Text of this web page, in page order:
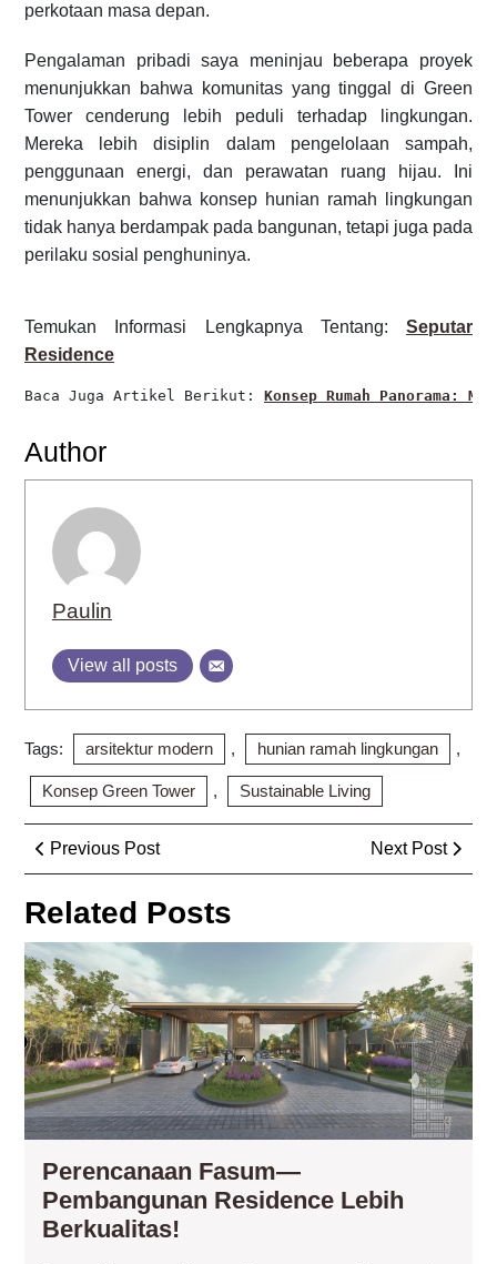
perkotaan masa depan.
Pengalaman pribadi saya meninjau beberapa proyek
menunjukkan bahwa komunitas yang tinggal di Green
Tower cenderung lebih peduli terhadap lingkungan.
Mereka lebih disiplin dalam pengelolaan sampah,
penggunaan energi, dan perawatan ruang hijau. Ini
menunjukkan bahwa konsep hunian ramah lingkungan
tidak hanya berdampak pada bangunan, tetapi juga pada
perilaku sosial penghuninya.
Temukan Informasi Lengkapnya Tentang: Seputar
Residence
Baca Juga Artikel Berikut: Konsep Rumah Panorama:
Author
Paulin
View all posts
Tags: arsitektur modern , hunian ramah lingkungan ,
Konsep Green Tower , Sustainable Living
Post
navigation
Previous PostPrevious
Post
Next Post
Next
Post
Related Posts
—
Perencanaan Fasum—
Pembangunan Residence Lebih
Berkualitas!